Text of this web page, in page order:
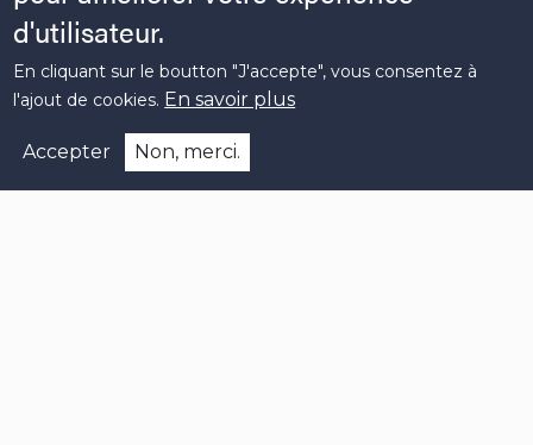
Contactez-nous : contact@bpn.bzh
d'utilisateur.
En cliquant sur le boutton "J'accepte", vous consentez à
l'ajout de cookies. En savoir plus
Accepter Non, merci.